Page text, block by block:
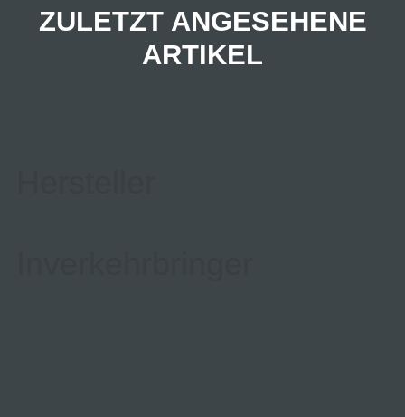
ZULETZT ANGESEHENE
ARTIKEL